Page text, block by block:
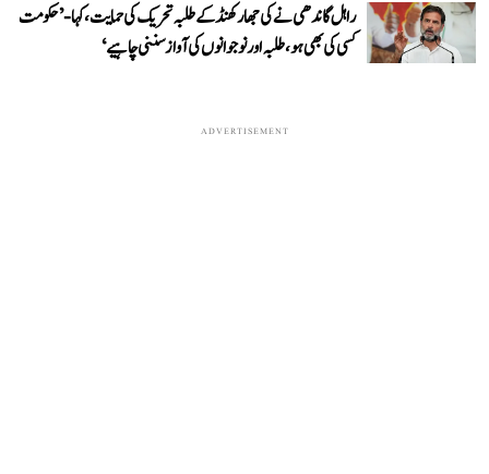
راہل گاندھی نے کی جھارکھنڈ کے طلبہ تحریک کی حمایت، کہا- ’حکومت
کسی کی بھی ہو، طلبہ اور نوجوانوں کی آواز سننی چاہیے‘
ADVERTISEMENT